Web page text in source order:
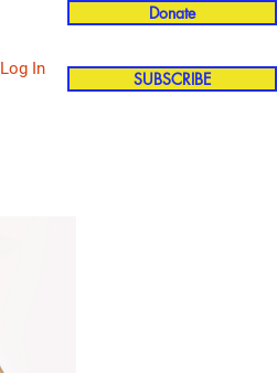
Donate
SUBSCRIBE
Log In